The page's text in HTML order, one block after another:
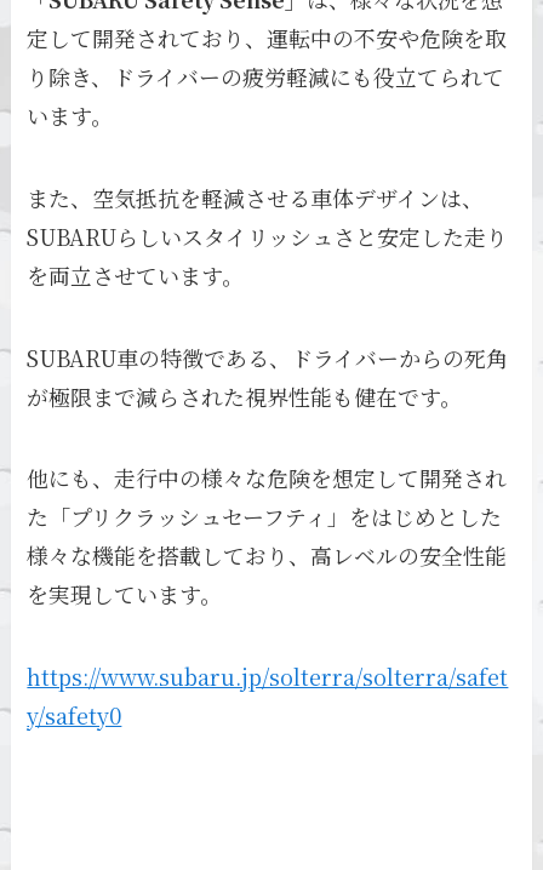
定して開発されており、運転中の不安や危険を取
り除き、ドライバーの疲労軽減にも役立てられて
います。
また、空気抵抗を軽減させる車体デザインは、
SUBARUらしいスタイリッシュさと安定した走り
を両立させています。
SUBARU車の特徴である、ドライバーからの死角
が極限まで減らされた視界性能も健在です。
他にも、走行中の様々な危険を想定して開発され
た「プリクラッシュセーフティ」をはじめとした
様々な機能を搭載しており、高レベルの安全性能
を実現しています。
https://www.subaru.jp/solterra/solterra/safet
y/safety0